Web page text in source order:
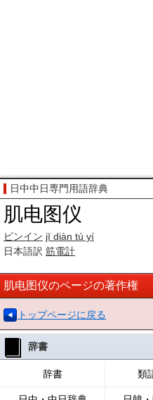
日中中日専門用語辞典
肌电图仪
ピンイン jī diàn tú yí
日本語訳 筋電計
肌电图仪のページの著作権
トップページに戻る
辞書
辞書 類